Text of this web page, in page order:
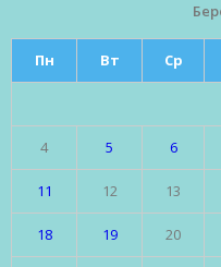
Пн Вт Ср
4 5 6
11 12 13
18 19 20